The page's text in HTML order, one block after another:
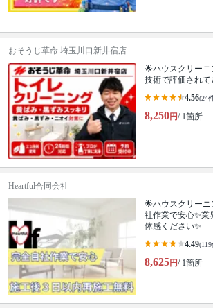
おそうじ革命 埼玉川口新井宿店
🌟ハウスクリーニ
技術で評価されて
4.56(24
8,250円/ 1箇所
Heartful合同会社
🌟ハウスクリー
社作業で安心✨
体感ください✨
4.49(119
8,625円/ 1箇所